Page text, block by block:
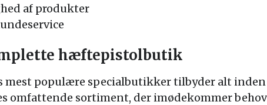
af produkter
hæftepistolbutik
mest populære specialbutikker tilbyder alt
omfattende sortiment, der imødekommer